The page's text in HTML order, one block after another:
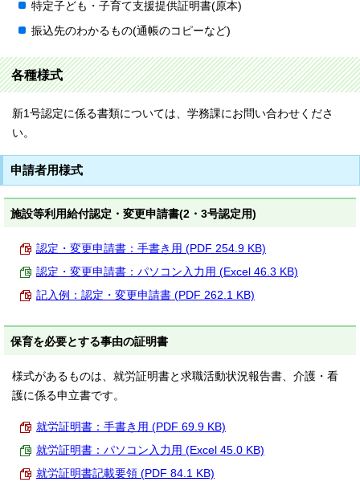
特定子ども・子育て支援提供証明書(原本)
振込先のわかるもの(通帳のコピーなど)
各種様式
新1号認定に係る書類については、学務課にお問い合わせくださ
い。
申請者用様式
施設等利用給付認定・変更申請書(2・3号認定用)
認定・変更申請書：手書き用 (PDF 254.9 KB)
認定・変更申請書：パソコン入力用 (Excel 46.3 KB)
記入例：認定・変更申請書 (PDF 262.1 KB)
保育を必要とする事由の証明書
様式があるものは、就労証明書と求職活動状況報告書、介護・看
護に係る申立書です。
就労証明書：手書き用 (PDF 69.9 KB)
就労証明書：パソコン入力用 (Excel 45.0 KB)
就労証明書記載要領 (PDF 84.1 KB)